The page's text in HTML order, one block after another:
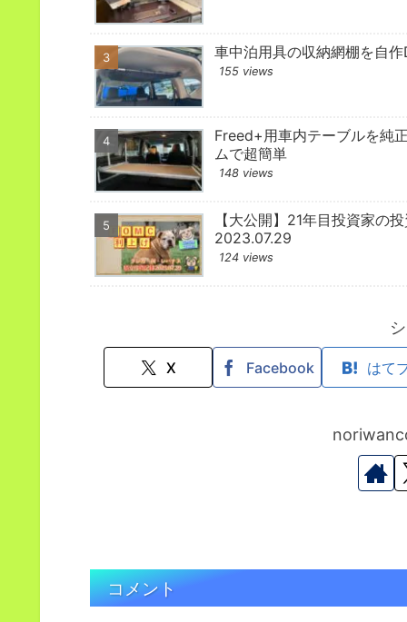
車中泊用具の収納網棚を自
155 views
Freed+用車内テーブルを純
ムで超簡単
148 views
【大公開】21年目投資家の
2023.07.29
124 views
X Facebook はて
コメント